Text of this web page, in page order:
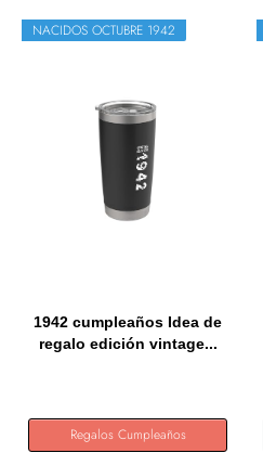
NACIDOS OCTUBRE 1942
1942 cumpleaños Idea de
regalo edición vintage...
Regalos Cumpleaños